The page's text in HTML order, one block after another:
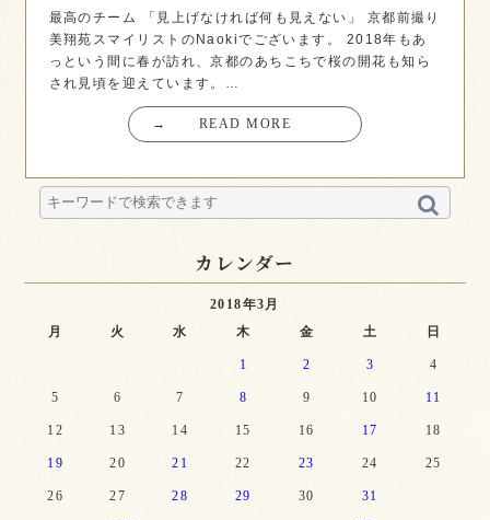
最高のチーム 「見上げなければ何も見えない」 京都前撮り
美翔苑スマイリストのNaokiでございます。 2018年もあ
っという間に春が訪れ、京都のあちこちで桜の開花も知ら
され見頃を迎えています。…
→ READ MORE
カレンダー
2018年3月
月
火 水 木 金 土 日
1 2 3 4
5 6 7 8 9 10 11
12 13 14 15 16 17 18
19 20 21 22 23 24 25
26 27 28 29 30 31